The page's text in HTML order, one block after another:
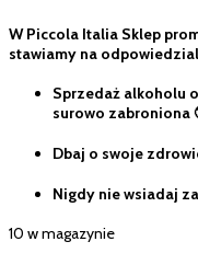
WPiccola Italia Sklep
stawiamy na
Sprzedaż alkoholu
surowo zabroniona
Dbaj o swoje
Nigdy nie wsiadaj
10 w magazynie